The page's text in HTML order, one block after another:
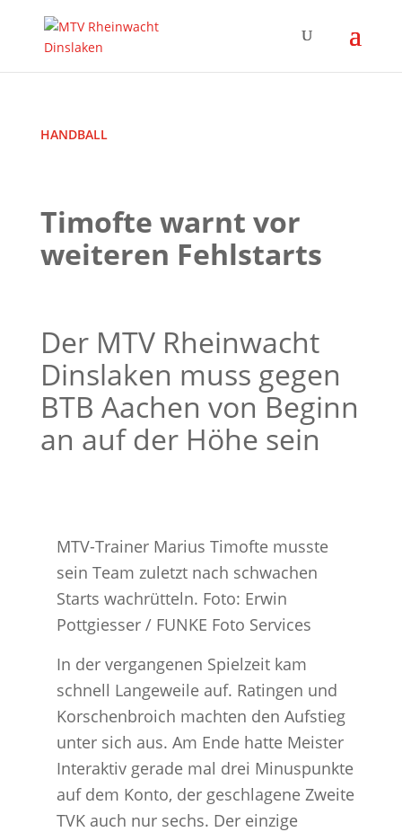
HANDBALL
Timofte warnt vor
weiteren Fehlstarts
Der MTV Rheinwacht
Dinslaken muss gegen
BTB Aachen von Beginn
an auf der Höhe sein
MTV-Trainer Marius Timofte musste
sein Team zuletzt nach schwachen
Starts wachrütteln. Foto: Erwin
Pottgiesser / FUNKE Foto Services
In der vergangenen Spielzeit kam
schnell Langeweile auf. Ratingen und
Korschenbroich machten den Aufstieg
unter sich aus. Am Ende hatte Meister
Interaktiv gerade mal drei Minuspunkte
auf dem Konto, der geschlagene Zweite
TVK auch nur sechs. Der einzige